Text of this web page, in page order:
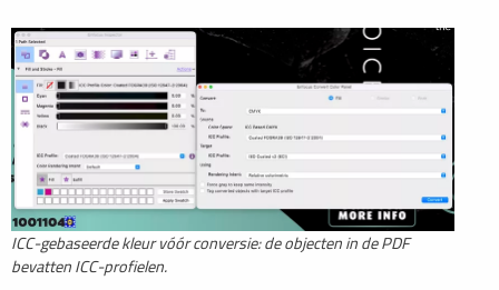
ICC-gebaseerde kleur vóór conversie: de objecten in de PDF
bevatten ICC-profielen.